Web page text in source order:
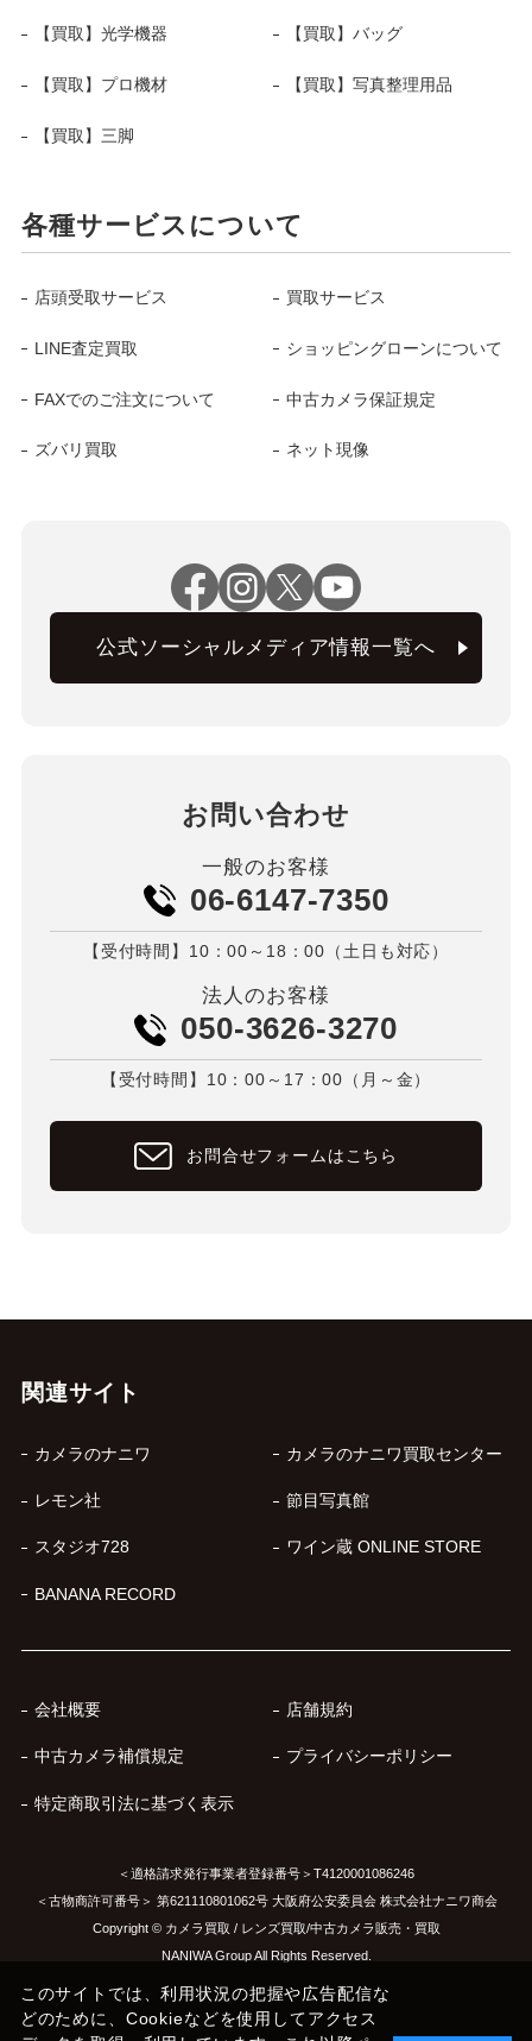
【買取】光学機器 【買取】バッグ
【買取】プロ機材 【買取】写真整理用品
【買取】三脚
各種サービスについて
店頭受取サービス 買取サービス
LINE査定買取 ショッピングローンについて
FAXでのご注文について 中古カメラ保証規定
ズバリ買取 ネット現像
公式ソーシャルメディア情報一覧へ
お問い合わせ
一般のお客様
06-6147-7350
【受付時間】10：00～18：00（土日も対応）
法人のお客様
050-3626-3270
【受付時間】10：00～17：00（月～金）
お問合せフォームはこちら
関連サイト
カメラのナニワ カメラのナニワ買取センター
レモン社 節目写真館
スタジオ728 ワイン蔵 ONLINE STORE
BANANA RECORD
会社概要 店舗規約
中古カメラ補償規定 プライバシーポリシー
特定商取引法に基づく表示
＜適格請求発行事業者登録番号＞T4120001086246
＜古物商許可番号＞ 第621110801062号 大阪府公安委員会 株式会社ナニワ商会
Copyright © カメラ買取 / レンズ買取/中古カメラ販売・買取
NANIWA Group All Rights Reserved.
このサイトでは、利用状況の把握や広告配信な
どのために、Cookieなどを使用してアクセス